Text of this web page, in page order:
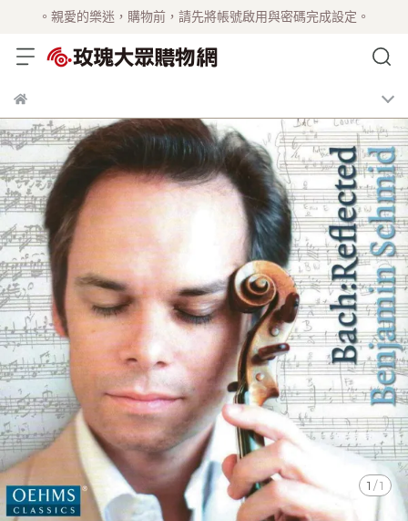
。親愛的樂迷，購物前，請先將帳號啟用與密碼完成設定。
1 /1